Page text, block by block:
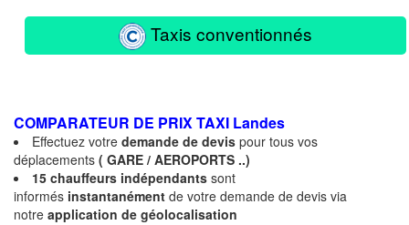
Taxis conventionnés
COMPARATEUR DE PRIX TAXI Landes
Effectuez votre demande de devis pour tous vos
déplacements ( GARE / AEROPORTS ..)
15 chauffeurs indépendants sont
informés instantanément de votre demande de devis via
notre application de géolocalisation